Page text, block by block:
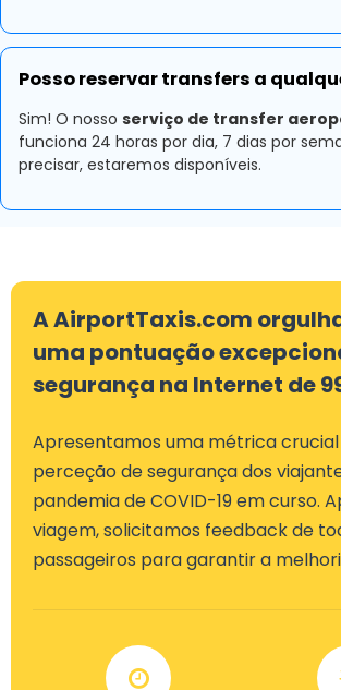
Posso reservar transfers a
Sim! O nosso serviço de transfer
funciona 24 horas por dia, 7 dias por
precisar, estaremos disponíveis.
A AirportTaxis.com
uma pontuação
segurança na Internet de
Apresentamos uma métrica crucial
perceção de segurança dos
pandemia de COVID-19 em curso.
viagem, solicitamos feedback de
passageiros para garantir a